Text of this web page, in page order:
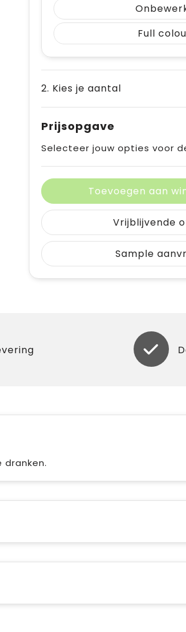
Full
2. Kies je aantal
Prijsopgave
Selecteer jouw opties voor
Toevoegen aan
Vrijblijvende
Sample